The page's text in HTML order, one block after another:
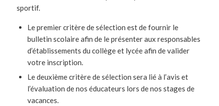
sportif.
Le premier critère de sélection est de fournir le
bulletin scolaire afin de le présenter aux responsables
d’établissements du collège et lycée afin de valider
votre inscription.
Le deuxième critère de sélection sera lié à l’avis et
l’évaluation de nos éducateurs lors de nos stages de
vacances.